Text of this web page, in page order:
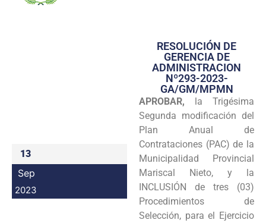
Transparencia
Seguridad
Programas
Intranet
13
Sep
2023
RESOLUCIÓN DE
GERENCIA DE
ADMINISTRACION
Nº293-2023-
GA/GM/MPMN
APROBAR, la Trigésima
Segunda modificación del
Plan Anual de
Contrataciones (PAC) de la
Municipalidad Provincial
Mariscal Nieto, y la
INCLUSIÓN de tres (03)
Procedimientos de
Selección, para el Ejercicio